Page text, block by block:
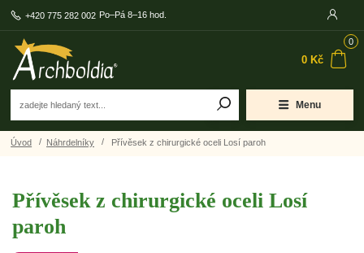
Menu
+420 775 282 002 Po–Pá 8–16 hod.
0
0 Kč
Úvod Náhrdelníky Přívěsek z chirurgické oceli Losí paroh
Přívěsek z chirurgické oceli Losí
paroh